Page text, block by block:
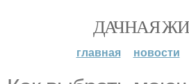
ДАЧНАЯ
главная новости